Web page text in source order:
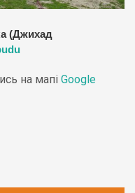
(Джихад
на мапі Google